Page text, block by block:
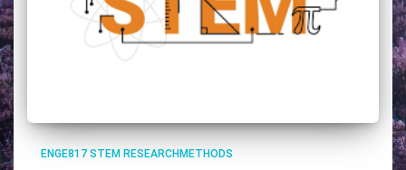
ENGE817 STEM RESEARCHMETHODS